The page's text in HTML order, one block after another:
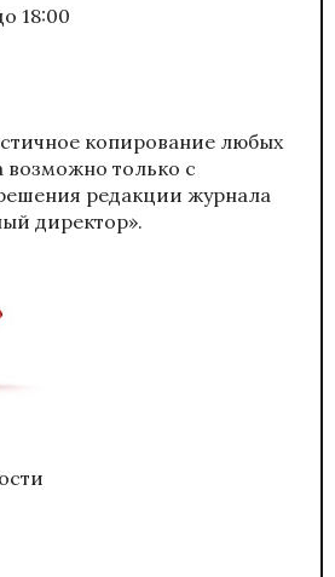
18:00
копирование любых
возможно только с
редакции журнала
директор».